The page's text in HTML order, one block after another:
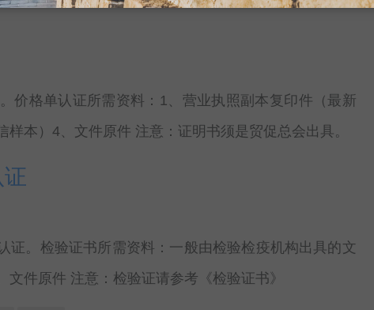
价格单认证所需资料：1、营业执照副本复印件（最新
本）4、文件原件 注意：证明书须是贸促总会出具。
证。检验证书所需资料：一般由检验检疫机构出具的文
件原件 注意：检验证请参考《检验证书》